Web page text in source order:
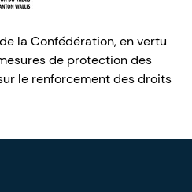
la Confédération, en vertu
de protection des
le renforcement des droits
YouTube